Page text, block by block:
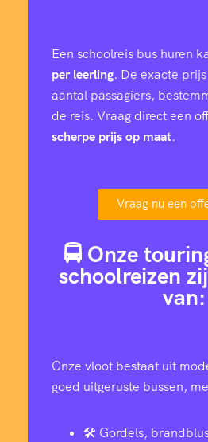
Een schoolreis bus huren
per leerling. De exacte
aantal passagiers,
de reis. Vraag direct een
scherpe prijs op maat.
Vraag nu een
🚍 Onze
schoolreizen
van:
Onze vloot bestaat uit
goed uitgeruste bussen,
🛠️ Gordels,